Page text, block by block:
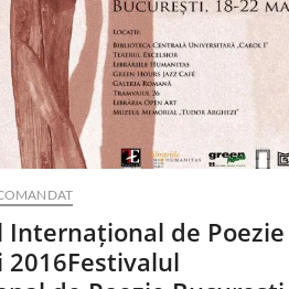
Internațional de Poezie
2016Festivalul